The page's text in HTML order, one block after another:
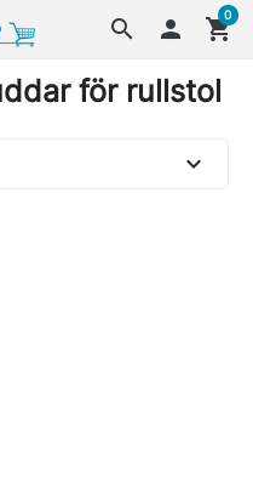
search  shopping_cart
0
för rullstol
expand_more